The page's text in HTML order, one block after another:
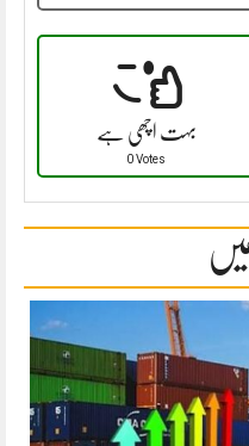
بہت اچھی ہے
0 Votes